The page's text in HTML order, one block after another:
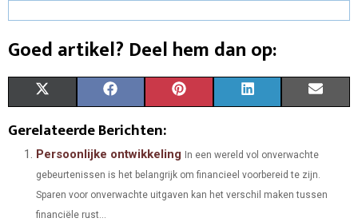
Goed artikel? Deel hem dan op:
R
T
W
A
R
C
E R
T R
K
Gerelateerde Berichten:
Persoonlijke ontwikkeling In een wereld vol onverwachte
gebeurtenissen is het belangrijk om financieel voorbereid te zijn.
Sparen voor onverwachte uitgaven kan het verschil maken tussen
financiële rust...